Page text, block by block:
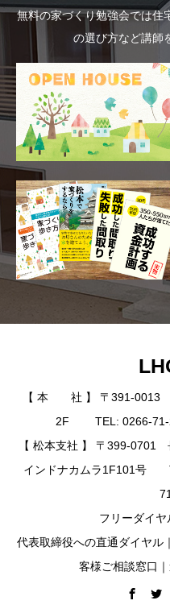
無料の家づくり勉強会では住
の選び方など講師
【 本 社 】 〒391-0013
2F TEL: 0266-71-
【 松本支社 】 〒399-0701
インドナカムラ1F101号
フリーダイ
代表取締役への直通ダイ
客様ご相談窓口